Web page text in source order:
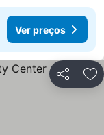
Ver preços
Partilhar